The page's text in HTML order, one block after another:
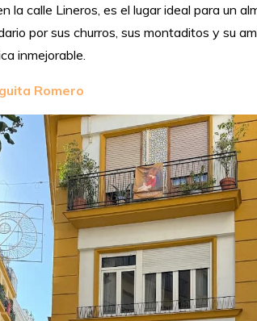
la calle Lineros, es el lugar ideal para un
por sus churros, sus montaditos y su
inmejorable.
Romero